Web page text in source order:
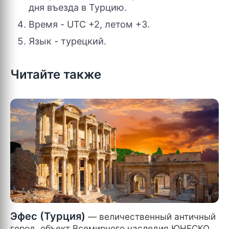
дня въезда в Турцию.
Время - UTC +2, летом +3.
Язык - турецкий.
Читайте также
Эфес (Турция) — величественный античный